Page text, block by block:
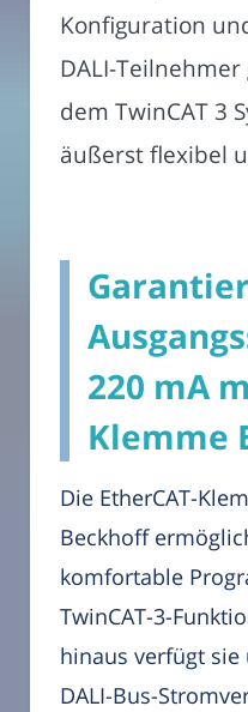
Konfiguration
DALI-
dem TwinCAT 3
äußerst flexibel
220 mA
Klemme
Die EtherCAT-
Beckhoff
komfortable
TwinCAT-3-
hinaus verfügt
DALI-Bus-